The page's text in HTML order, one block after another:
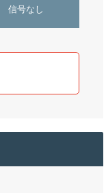
信号なし